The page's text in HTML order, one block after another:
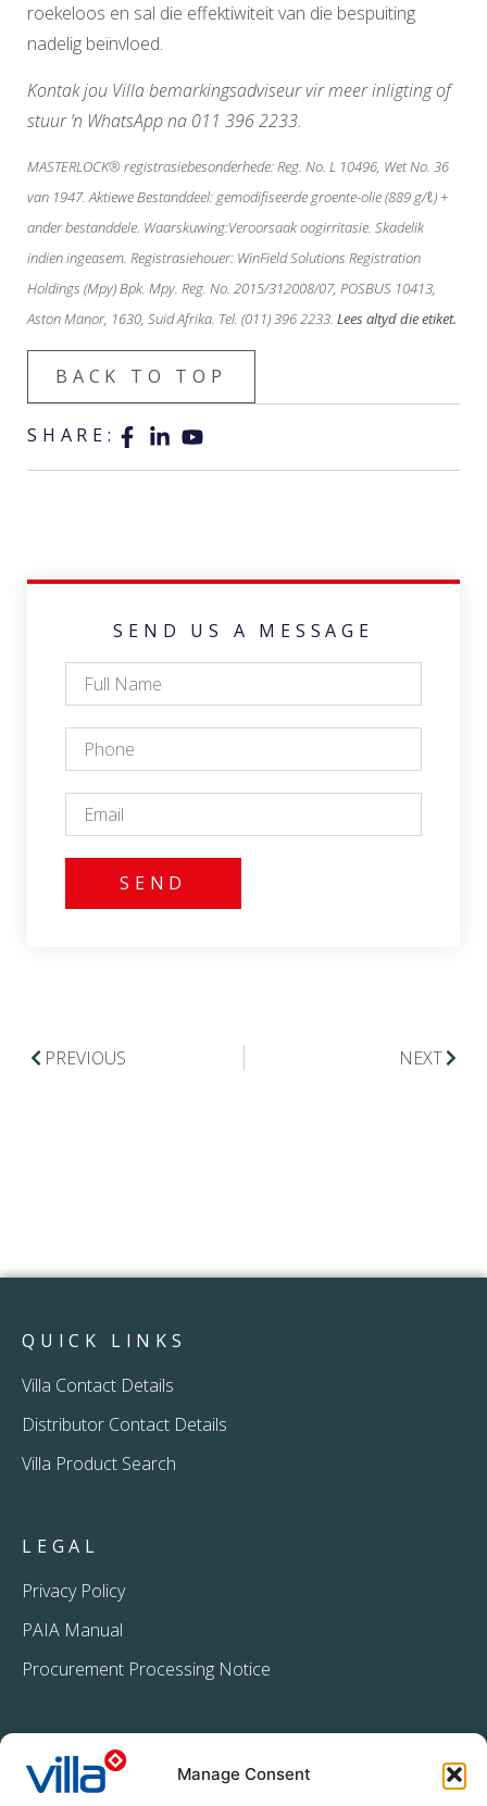
Manage Consent
roekeloos en sal die effektiwiteit van die bespuiting
nadelig beïnvloed.
Kontak jou Villa bemarkingsadviseur vir meer inligting of
stuur ’n WhatsApp na 011 396 2233.
MASTERLOCK® registrasiebesonderhede: Reg. No. L 10496, Wet No. 36
van 1947. Aktiewe Bestanddeel: gemodifiseerde groente-olie (889 g/ℓ) +
ander bestanddele. Waarskuwing:Veroorsaak oogirritasie. Skadelik
indien ingeasem. Registrasiehouer: WinField Solutions Registration
Holdings (Mpy) Bpk. Mpy. Reg. No. 2015/312008/07, POSBUS 10413,
Aston Manor, 1630, Suid Afrika. Tel. (011) 396 2233. Lees altyd die etiket.
BACK TO TOP
SHARE:
SEND US A MESSAGE
SEND
PREVIOUS NEXT
QUICK LINKS
Villa Contact Details
Distributor Contact Details
Villa Product Search
LEGAL
Privacy Policy
PAIA Manual
Procurement Processing Notice